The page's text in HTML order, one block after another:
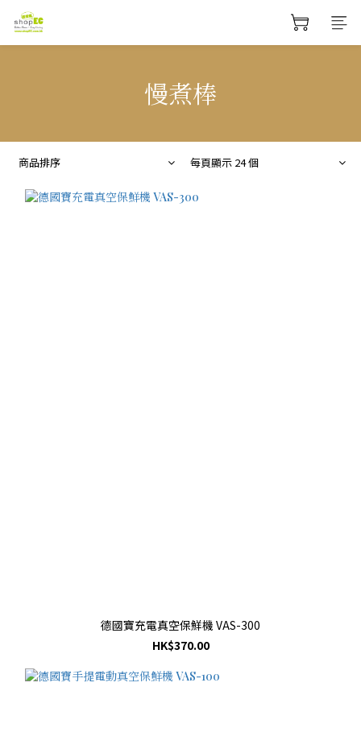
慢煮棒
商品排序 每頁顯示 24 個
德國寶充電真空保鮮機 VAS-300
HK$370.00